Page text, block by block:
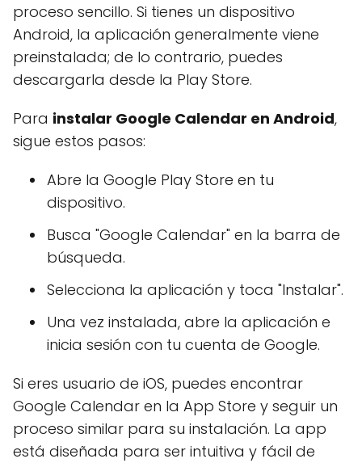
proceso sencillo. Si tienes un dispositivo
Android, la aplicación generalmente viene
preinstalada; de lo contrario, puedes
descargarla desde la Play Store.
Para instalar Google Calendar en Android,
sigue estos pasos:
Abre la Google Play Store en tu
dispositivo.
Busca "Google Calendar" en la barra de
búsqueda.
Selecciona la aplicación y toca "Instalar".
Una vez instalada, abre la aplicación e
inicia sesión con tu cuenta de Google.
Si eres usuario de iOS, puedes encontrar
Google Calendar en la App Store y seguir un
proceso similar para su instalación. La app
está diseñada para ser intuitiva y fácil de